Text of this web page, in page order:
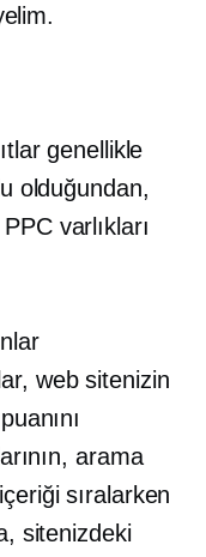
genellikle
olduğundan,
varlıkları
web sitenizin
arama
sıralarken
sitenizdeki